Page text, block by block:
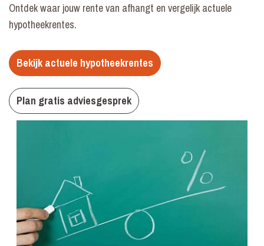
Ontdek waar jouw rente van afhangt en vergelijk actuele
hypotheekrentes.
Bekijk actuele hypotheekrentes
Plan gratis adviesgesprek